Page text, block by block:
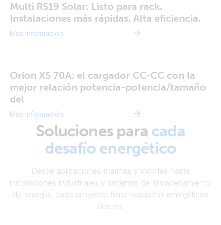
Multi RS19 Solar: Listo para rack.
Instalaciones más rápidas. Alta eficiencia.
Más información
Orion XS 70A: el cargador CC-CC con la
mejor relación potencia-potencia/tamaño
del
Más información
Soluciones para cada
desafío energético
Desde aplicaciones marinas y móviles hasta
instalaciones industriales y sistemas de almacenamiento
de energía, cada proyecto tiene requisitos energéticos
únicos.